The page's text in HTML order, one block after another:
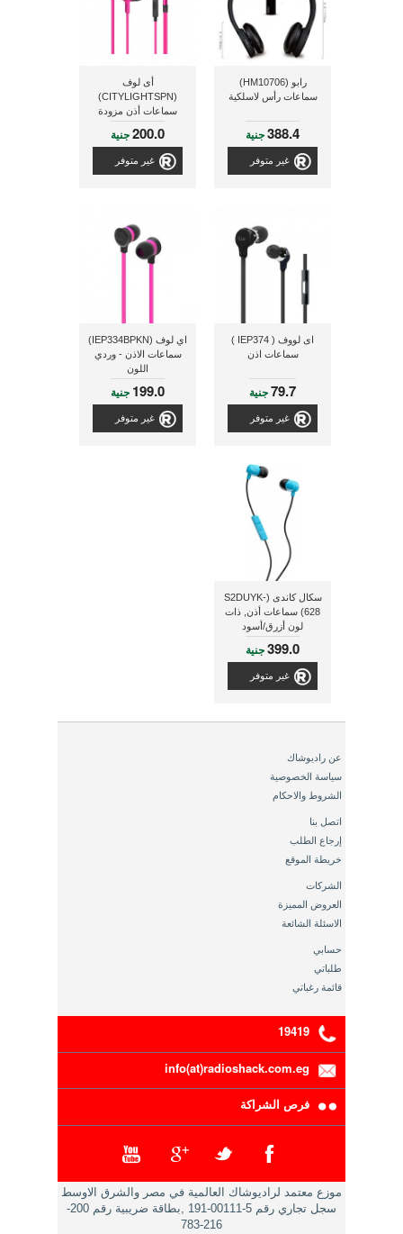
رابو (HM10706)
سماعات رأس لاسلكية
388.4جنية
غير متوفر
أى لوف
(CITYLIGHTSPN)
سماعات أذن مزودة
بمايك و ذو لون وردى
200.0جنية
غير متوفر
اى لووف ( IEP374 )
سماعات اذن
79.7جنية
غير متوفر
اي لوف (IEP334BPKN)
سماعات الاذن - وردي
اللون
199.0 جنية
غير متوفر
سكال كاندى (S2DUYK-
628) سماعات أذن, ذات
لون أزرق/أسود
399.0جنية
غير متوفر
عن راديوشاك
سياسة الخصوصية
الشروط والاحكام
اتصل بنا
إرجاع الطلب
خريطة الموقع
الشركات
العروض المميزة
الاسئلة الشائعة
حسابي
طلباتي
قائمة رغباتي
19419
info(at)radioshack.com.eg
فرص الشراكة
موزع معتمد لراديوشاك العالمية في مصر والشرق الاوسط
سجل تجاري رقم 5-00111-191 ,بطاقة ضريبية رقم 200-
216-783